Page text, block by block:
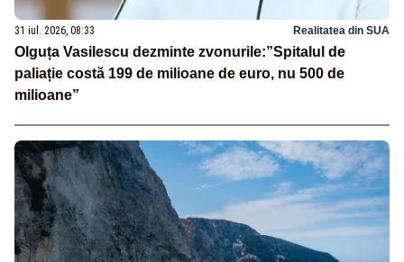
31 iul. 2026, 08:33 Realitatea din SUA
Olguța Vasilescu dezminte zvonurile:”Spitalul de
paliație costă 199 de milioane de euro, nu 500 de
milioane”